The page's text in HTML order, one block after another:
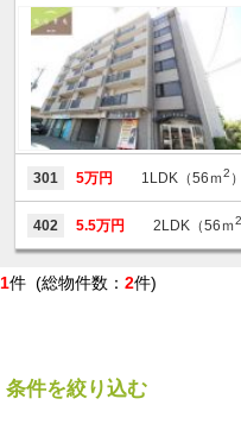
301 5万円 1LDK（56ｍ2 ）
402 5.5万円 2LDK（56ｍ2
1件 (総物件数： 2件)
条件を絞り込む